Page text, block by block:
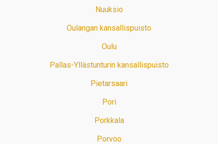
Nuuksio
Oulangan kansallispuisto
Oulu
Pallas-Yllästunturin kansallispuisto
Pietarsaari
Pori
Porkkala
Porvoo